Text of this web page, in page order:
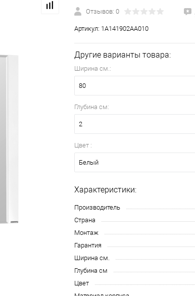
Отзывов: 0
Артикул: 1A141902AA010
Другие варианты товара:
Ширина см.:
80
Глубина см:
2
Цвет :
Белый
Характеристики:
Производитель
Страна
Монтаж
Гарантия
Ширина см.
Глубина см
Цвет